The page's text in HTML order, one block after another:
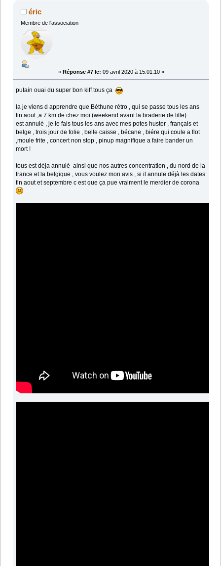
éric
Membre de l'association
« Réponse #7 le: 09 avril 2020 à 15:01:10 »
putain ouai du super bon kiff tous ça
la je viens d apprendre que Béthune rétro , qui se passe tous les ans
fin aout ,a 7 km de chez moi (weekend avant la braderie de lille)
est annulé , je le fais tous les ans avec mes potes huster , français et
belge , trois jour de folie , belle caisse , bécane , biére qui coule a flot
,moule frite , concert non stop , pinup magnifique a faire bander un
mort !
tous est déja annulé ainsi que nos autres concentration , du nord de la
france et la belgique , vous voulez mon avis , si il annule déjà les dates
fin aout et septembre c est que ça pue vraiment le merdier de corona